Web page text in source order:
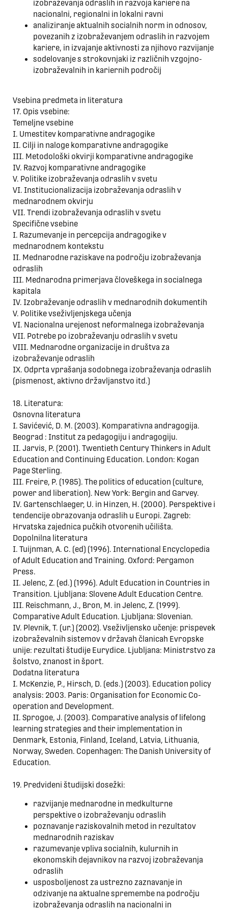
izobraževanja odraslih in razvoja kariere na
nacionalni, regionalni in lokalni ravni
analiziranje aktualnih socialnih norm in odnosov,
povezanih z izobraževanjem odraslih in razvojem
kariere, in izvajanje aktivnosti za njihovo razvijanje
sodelovanje s strokovnjaki iz različnih vzgojno-
izobraževalnih in kariernih področij
Vsebina predmeta in literatura
17. Opis vsebine:
Temeljne vsebine
I. Umestitev komparativne andragogike
II. Cilji in naloge komparativne andragogike
III. Metodološki okvirji komparativne andragogike
IV. Razvoj komparativne andragogike
V. Politike izobraževanja odraslih v svetu
VI. Institucionalizacija izobraževanja odraslih v
mednarodnem okvirju
VII. Trendi izobraževanja odraslih v svetu
Specifične vsebine
I. Razumevanje in percepcija andragogike v
mednarodnem kontekstu
II. Mednarodne raziskave na področju izobraževanja
odraslih
III. Mednarodna primerjava človeškega in socialnega
kapitala
IV. Izobraževanje odraslih v mednarodnih dokumentih
V. Politike vseživljenjskega učenja
VI. Nacionalna urejenost neformalnega izobraževanja
VII. Potrebe po izobraževanju odraslih v svetu
VIII. Mednarodne organizacije in društva za
izobraževanje odraslih
IX. Odprta vprašanja sodobnega izobraževanja odraslih
(pismenost, aktivno državljanstvo itd.)
18. Literatura:
Osnovna literatura
I. Savićević, D. M. (2003). Komparativna andragogija.
Beograd : Institut za pedagogiju i andragogiju.
II. Jarvis, P. (2001). Twentieth Century Thinkers in Adult
Education and Continuing Education. London: Kogan
Page Sterling.
III. Freire, P. (1985). The politics of education (culture,
power and liberation). New York: Bergin and Garvey.
IV. Gartenschlaeger, U. in Hinzen, H. (2000). Perspektive i
tendencije obrazovanja odraslih u Europi. Zagreb:
Hrvatska zajednica pučkih otvorenih učilišta.
Dopolnilna literatura
I. Tuijnman, A. C. (ed) (1996). International Encyclopedia
of Adult Education and Training. Oxford: Pergamon
Press.
II. Jelenc, Z. (ed.) (1996). Adult Education in Countries in
Transition. Ljubljana: Slovene Adult Education Centre.
III. Reischmann, J., Bron, M. in Jelenc, Z. (1999).
Comparative Adult Education. Ljubljana: Slovenian.
IV. Plevnik, T. (ur.) (2002). Vseživljensko učenje: prispevek
izobraževalnih sistemov v državah članicah Evropske
unije: rezultati študije Eurydice. Ljubljana: Ministrstvo za
šolstvo, znanost in šport.
Dodatna literatura
I. McKenzie, P., Hirsch, D. (eds.) (2003). Education policy
analysis: 2003. Paris: Organisation for Economic Co-
operation and Development.
II. Sprogoe, J. (2003). Comparative analysis of lifelong
learning strategies and their implementation in
Denmark, Estonia, Finland, Iceland, Latvia, Lithuania,
Norway, Sweden. Copenhagen: The Danish University of
Education.
19. Predvideni študijski dosežki:
razvijanje mednarodne in medkulturne
perspektive o izobraževanju odraslih
poznavanje raziskovalnih metod in rezultatov
mednarodnih raziskav
razumevanje vpliva socialnih, kulurnih in
ekonomskih dejavnikov na razvoj izobraževanja
odraslih
usposboljenost za ustrezno zaznavanje in
odzivanje na aktualne spremembe na področju
izobraževanja odraslih na nacionalni in